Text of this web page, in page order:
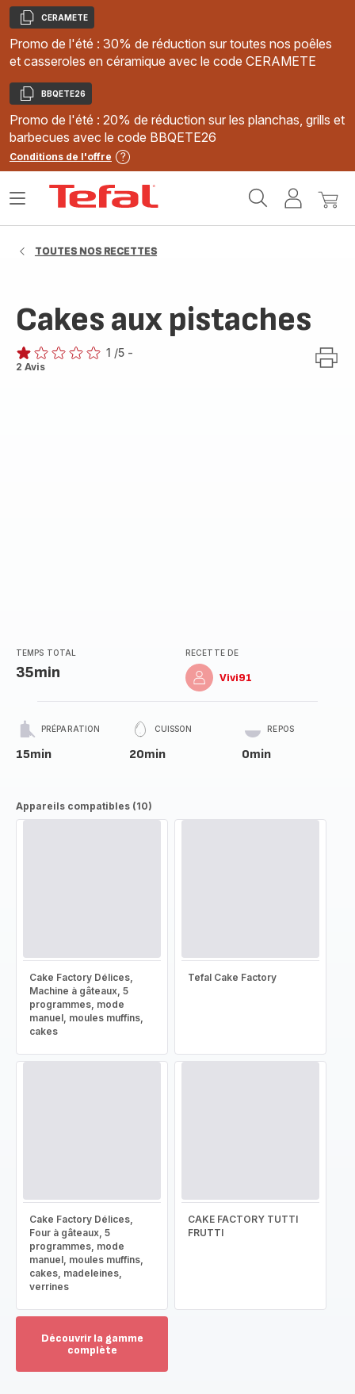
Copier
CERAMETE
Promo de l'été : 30% de réduction sur toutes nos poêles
et casseroles en céramique avec le code CERAMETE
Copier
BBQETE26
Promo de l'été : 20% de réduction sur les planchas, grills et
barbecues avec le code BBQETE26
Conditions de l'offre
MonMon
Ouvrir
TOUTES NOS RECETTES
Cakes aux pistaches
Avis
1 /5 -
2 Avis
TEMPS TOTAL
35min
RECETTE DE
Vivi91
PRÉPARATION
15min
CUISSON
20min
REPOS
0min
Appareils compatibles (10)
Cake Factory Délices,
Machine à gâteaux, 5
programmes, mode
manuel, moules muffins,
cakes
Tefal Cake Factory
Cake Factory Délices,
Four à gâteaux, 5
programmes, mode
manuel, moules muffins,
cakes, madeleines,
verrines
CAKE FACTORY TUTTI
FRUTTI
Découvrir la gamme
complète